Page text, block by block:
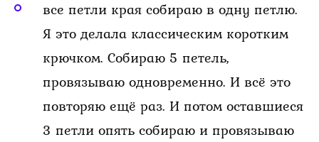
все петли края собираю в одну петлю.
Я это делала классическим коротким
крючком. Собираю 5 петель,
провязываю одновременно. И всё это
повторяю ещё раз. И потом оставшиеся
3 петли опять собираю и провязываю